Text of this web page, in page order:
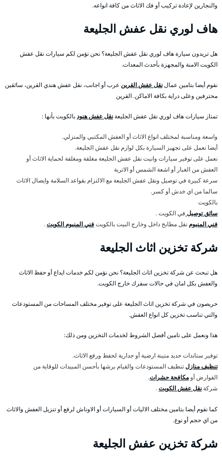
والنجارين لإعادة تركيب أو فك الاثاث من كافة انواعه.
هاف لوري نقل عفش الجليعة
هل تريدون سيارة هاف لوري نقل عفش الجليعة؟ نحن نؤمن لكم سيارات نقل عفش
الكويت الامنة والمجهزة بأحدث المعدات.
نقوم أيضا بتامين عمالنقل عفش القرين عرب أو اجانب، نقل عفش هندي القرين، سائقين
محترفين وعلى دراية بكافة الاماكن. القرين
تمتاز سيارات هاف لوري نقل عفش الجليعةنقل عفش هنودبالكويت بأنها :
واسعة ومناسبة لمختلف انواع الاثاث أو العفش المكتبي والمنزلي.
أيضا نعمل على تجهيز السيارة بكل لوازم نقل عفش الجليعة.
نعمل على توفير سيارات وانيت نقل عفش الجليعة مغلقة ومغلفة لحماية الاثاث أو
العفش من الغبار أو اشعة الشمس أو الاتربة
سرعة كبيرة في توصيل ونقل عفش الجليعة مع الالتزام بقواعد السلامة وايصال الاثاث
سالما من اي خدش أو كسر.
بالكويت
سائق توصيل في الكويت .
فني المنيومنقل مطابخ داخل وخارج البيت بالكويتفني المنيوم الكويت.
شركة تخزين اثاث الجليعة
هل تبحث عن شركة تخزين اثاث الجليعة؟ نحن نؤمن لكم خدمات ايداع أو حفظ الاثاث
والعفش بكل امان في حالات سفرك خارج الكويت.
حريصون في شركة تخزين اثاث الجليعة على توفير مختلف المساحات من المستودعات
والتي تناسب تخزين كل انواع العفش.
هذا ونعمل على تامين أفضل الشروط لخدمات التخزين ومن ذلك:
توفير ستاندات حديد متينة ارضية أو جدارية لحفظ ورفع الاثاث.
تنظيف منازلتنظيف المستودعات والقيام برشها بأحسن المبيدات للوقاية من
القوارض أو مكافحة حشرات.
شركة نقل عفش الكويت.
كما نقوم أيضا بتامين مختلف الاليات أو السيارات أو الاوناش لرفع أو تنزيل العفش والاثاث
من اي حجم أو نوع.
شركة تخزين عفش الجليعة